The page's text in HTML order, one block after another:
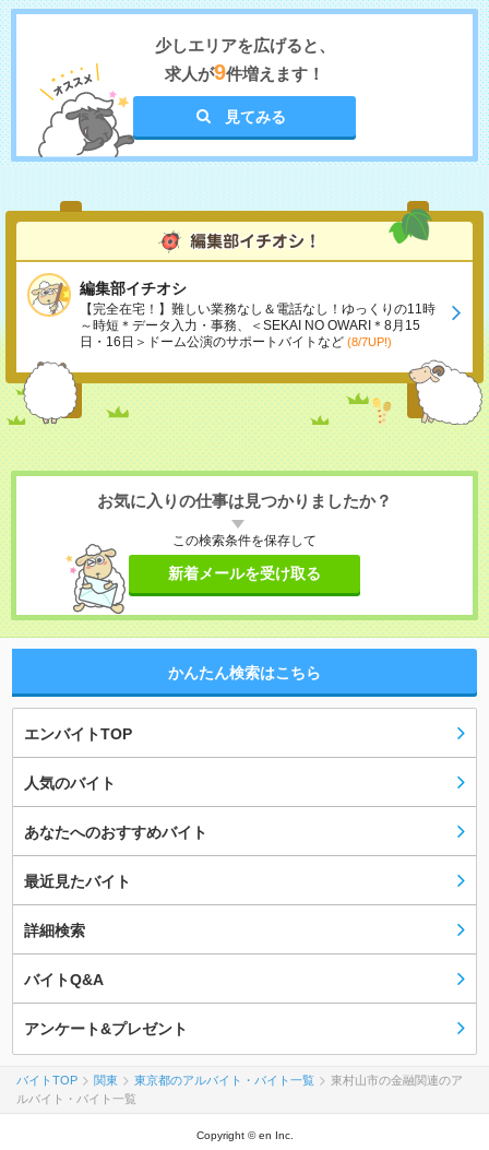
少しエリアを広げると、
求人が9件増えます！
見てみる
編集部イチオシ
【完全在宅！】難しい業務なし＆電話なし！ゆっくりの11時
～時短＊データ入力・事務、＜SEKAI NO OWARI＊8月15
日・16日＞ドーム公演のサポートバイトなど (8/7UP!)
お気に入りの仕事は見つかりましたか？
この検索条件を保存して
新着メールを受け取る
かんたん検索はこちら
エンバイトTOP
人気のバイト
あなたへのおすすめバイト
最近見たバイト
詳細検索
バイトQ&A
アンケート&プレゼント
バイトTOP 関東 東京都のアルバイト・バイト一覧
東村山市の金融関連のア
ルバイト・バイト一覧
Copyright © en Inc.